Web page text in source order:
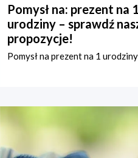
Pomysł na: prezent na 1
urodziny – sprawdź
propozycje!
Pomysł na prezent na 1 urodziny